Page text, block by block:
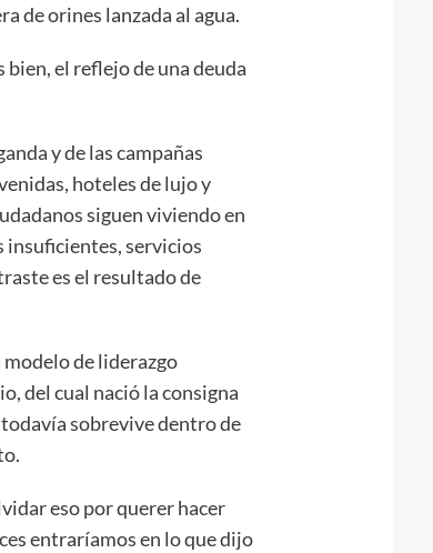
de orines lanzada al agua.
bien, el reflejo de una deuda
y de las campañas
hoteles de lujo y
siguen viviendo en
insuficientes, servicios
es el resultado de
de liderazgo
del cual nació la consigna
todavía sobrevive dentro de
eso por querer hacer
entraríamos en lo que dijo